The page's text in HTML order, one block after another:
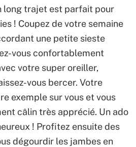
long trajet est parfait pour
! Coupez de votre semaine
une petite sieste
vous confortablement
votre super oreiller,
vous bercer. Votre
exemple sur vous et vous
câlin très apprécié. Un ado
! Profitez ensuite des
dégourdir les jambes en